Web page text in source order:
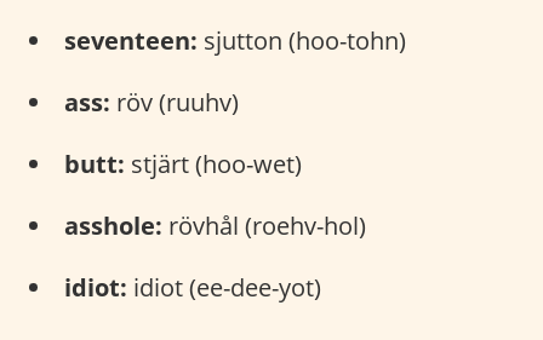
seventeen: sjutton (hoo-tohn)
ass: röv (ruuhv)
butt: stjärt (hoo-wet)
asshole: rövhål (roehv-hol)
idiot: idiot (ee-dee-yot)